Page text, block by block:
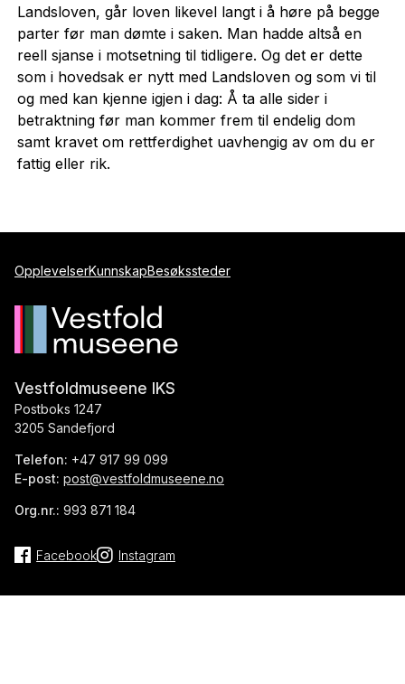
Landsloven, går loven likevel langt i å høre på begge
parter før man dømte i saken. Man hadde altså en
reell sjanse i motsetning til tidligere. Og det er dette
som i hovedsak er nytt med Landsloven og som vi til
og med kan kjenne igjen i dag: Å ta alle sider i
betraktning før man kommer frem til endelig dom
samt kravet om rettferdighet uavhengig av om du er
fattig eller rik.
OpplevelserKunnskapBesøkssteder
Vestfoldmuseene IKS
Postboks 1247
3205 Sandefjord
Telefon: +47 917 99 099
E-post: post@vestfoldmuseene.no
Org.nr.: 993 871 184
Facebook Instagram